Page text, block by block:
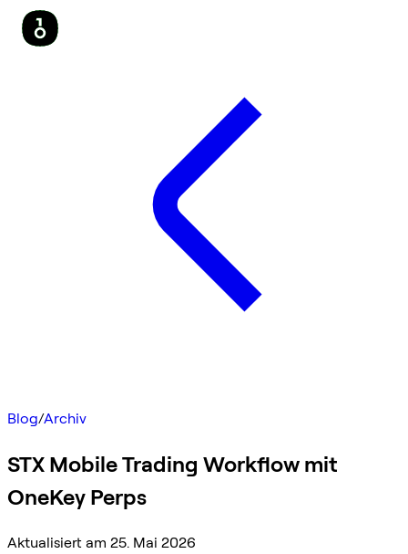
Blog/Archiv
STX Mobile Trading Workflow mit
OneKey Perps
Aktualisiert am 25. Mai 2026